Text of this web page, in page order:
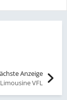
Anzeige
VFL